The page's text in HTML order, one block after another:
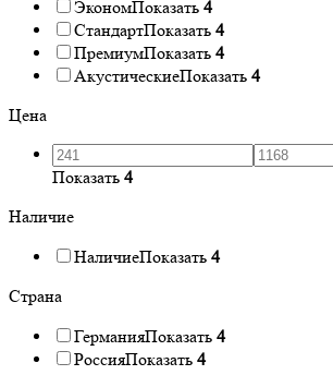
ЭкономПоказать 4
СтандартПоказать 4
ПремиумПоказать 4
АкустическиеПоказать 4
Цена
Показать 4
Наличие
НаличиеПоказать 4
Страна
ГерманияПоказать 4
РоссияПоказать 4